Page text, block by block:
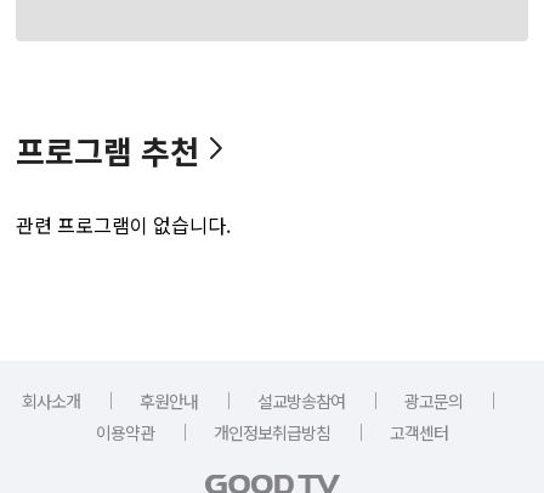
프로그램 추천
관련 프로그램이 없습니다.
회사소개 ｜ 후원안내 ｜ 설교방송참여 ｜ 광고문의
｜
이용약관
｜ 개인정보취급방침 ｜ 고객센터